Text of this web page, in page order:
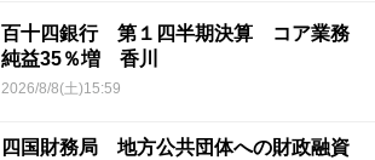
百十四銀行 第１四半期決算 コア業務
純益35％増 香川
2026/8/8(土)15:59
四国財務局 地方公共団体への財政融資